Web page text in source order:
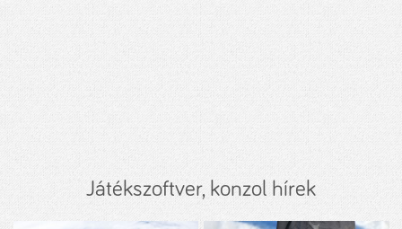
Játékszoftver, konzol hírek